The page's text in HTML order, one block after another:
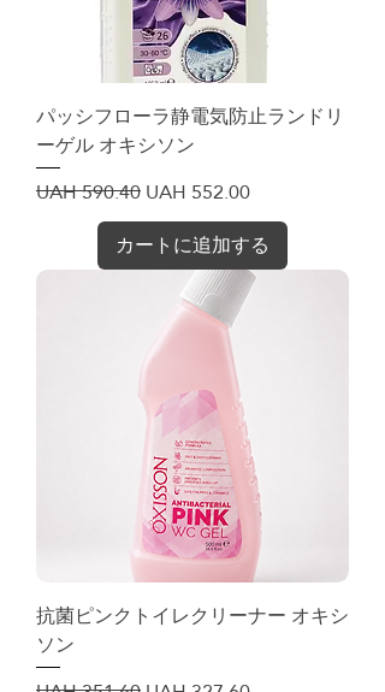
パッシフローラ静電気防止ランドリ
ーゲル オキシソン
通常価格
UAH 590.40セール価格
UAH 552.00
カートに追加する
抗菌ピンクトイレクリーナー オキシ
ソン